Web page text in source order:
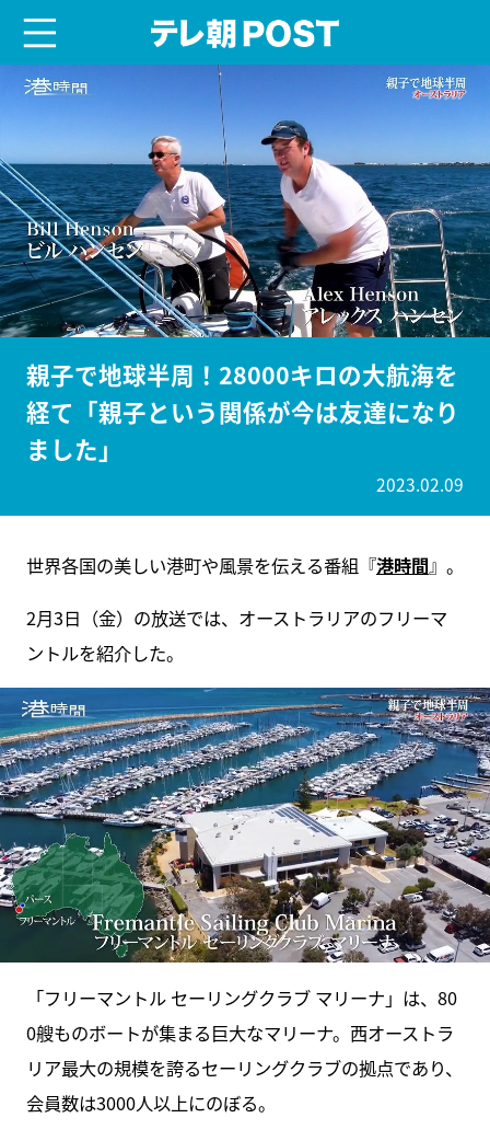
親子で地球半周！28000キロの大航海を
経て「親子という関係が今は友達になり
ました」
2023.02.09
世界各国の美しい港町や風景を伝える番組『港時間』。
2月3日（金）の放送では、オーストラリアのフリーマ
ントルを紹介した。
「フリーマントル セーリングクラブ マリーナ」は、80
0艘ものボートが集まる巨大なマリーナ。西オーストラ
リア最大の規模を誇るセーリングクラブの拠点であり、
会員数は3000人以上にのぼる。